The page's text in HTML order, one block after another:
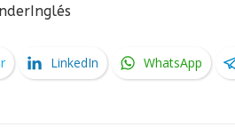
LinkedIn WhatsApp